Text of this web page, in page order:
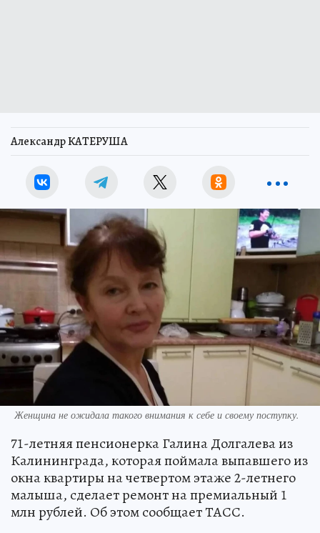
Александр КАТЕРУША
Женщина не ожидала такого внимания к себе и своему поступку.
71-летняя пенсионерка Галина Долгалева из
Калининграда, которая поймала выпавшего из
окна квартиры на четвертом этаже 2-летнего
малыша, сделает ремонт на премиальный 1
млн рублей. Об этом сообщает ТАСС.